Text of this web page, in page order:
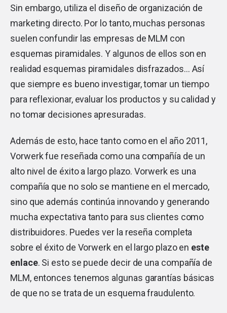
Sin embargo, utiliza el diseño de organización de
marketing directo. Por lo tanto, muchas personas
suelen confundir las empresas de MLM con
esquemas piramidales. Y algunos de ellos son en
realidad esquemas piramidales disfrazados… Así
que siempre es bueno investigar, tomar un tiempo
para reflexionar, evaluar los productos y su calidad y
no tomar decisiones apresuradas.
Además de esto, hace tanto como en el año 2011,
Vorwerk fue reseñada como una compañía de un
alto nivel de éxito a largo plazo. Vorwerk es una
compañía que no solo se mantiene en el mercado,
sino que además continúa innovando y generando
mucha expectativa tanto para sus clientes como
distribuidores. Puedes ver la reseña completa
sobre el éxito de Vorwerk en el largo plazo en este
enlace. Si esto se puede decir de una compañía de
MLM, entonces tenemos algunas garantías básicas
de que no se trata de un esquema fraudulento.